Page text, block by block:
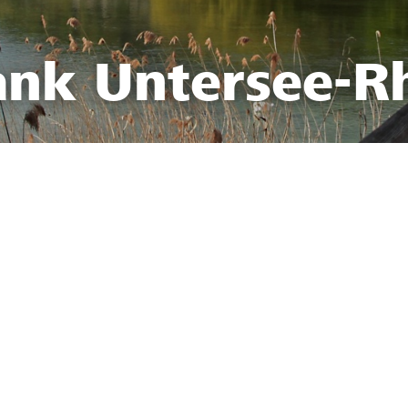
Untersee-